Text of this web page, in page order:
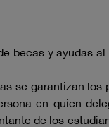
becas y ayudas
se garantizan
en quien
de los